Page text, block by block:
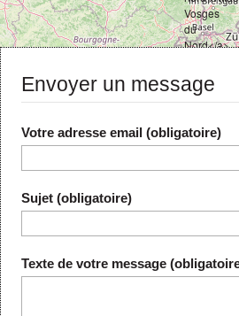
Envoyer un message
Votre adresse email (obligatoire)
Sujet (obligatoire)
Texte de votre message